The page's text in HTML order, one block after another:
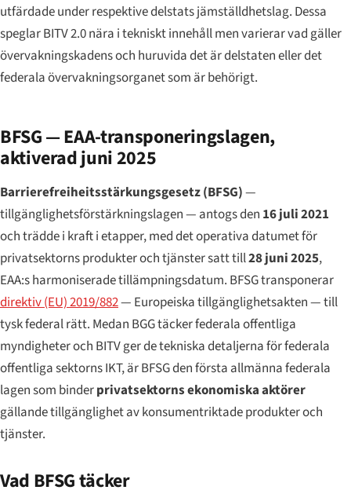
utfärdade under respektive delstats jämställdhetslag. Dessa
speglar BITV 2.0 nära i tekniskt innehåll men varierar vad gäller
övervakningskadens och huruvida det är delstaten eller det
federala övervakningsorganet som är behörigt.
BFSG — EAA-transponeringslagen,
aktiverad juni 2025
Barrierefreiheitsstärkungsgesetz(BFSG)—
tillgänglighetsförstärkningslagen — antogs den 16 juli 2021
och trädde i kraft i etapper, med det operativa datumet för
privatsektorns produkter och tjänster satt till28 juni 2025,
EAA:s harmoniserade tillämpningsdatum. BFSG transponerar
direktiv (EU) 2019/882— Europeiska tillgänglighetsakten — till
tysk federal rätt. Medan BGG täcker federala offentliga
myndigheter och BITV ger de tekniska detaljerna för federala
offentliga sektorns IKT, är BFSG den första allmänna federala
lagen som binderprivatsektorns ekonomiska aktörer
gällande tillgänglighet av konsumentriktade produkter och
tjänster.
Vad BFSG täcker